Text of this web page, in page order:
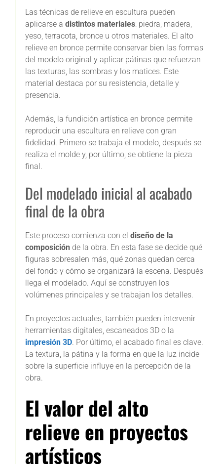
Las técnicas de relieve en escultura pueden
aplicarse a distintos materiales: piedra, madera,
yeso, terracota, bronce u otros materiales. El alto
relieve en bronce permite conservar bien las formas
del modelo original y aplicar pátinas que refuerzan
las texturas, las sombras y los matices. Este
material destaca por su resistencia, detalle y
presencia.
Además, la fundición artística en bronce permite
reproducir una escultura en relieve con gran
fidelidad. Primero se trabaja el modelo, después se
realiza el molde y, por último, se obtiene la pieza
final.
Del modelado inicial al acabado
final de la obra
Este proceso comienza con el diseño de la
composición de la obra. En esta fase se decide qué
figuras sobresalen más, qué zonas quedan cerca
del fondo y cómo se organizará la escena. Después
llega el modelado. Aquí se construyen los
volúmenes principales y se trabajan los detalles.
En proyectos actuales, también pueden intervenir
herramientas digitales, escaneados 3D o la
impresión 3D. Por último, el acabado final es clave.
La textura, la pátina y la forma en que la luz incide
sobre la superficie influye en la percepción de la
obra.
El valor del alto
relieve en proyectos
artísticos